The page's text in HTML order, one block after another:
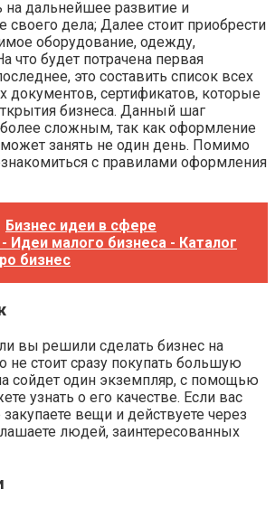
на дальнейшее развитие и
своего дела; Далее стоит приобрести
оборудование, одежду,
что будет потрачена первая
это составить список всех
документов, сертификатов, которые
бизнеса. Данный шаг
сложным, так как оформление
занять не один день. Помимо
с правилами оформления
Бизнес идеи в сфере
Идеи малого бизнеса - Каталог
бизнес
вы решили сделать бизнес на
не стоит сразу покупать большую
сойдет один экземпляр, с помощью
узнать о его качестве. Если вас
закупаете вещи и действуете через
людей, заинтересованных